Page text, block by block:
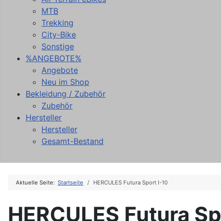
MTB
Trekking
City-Bike
Sonstige
%ANGEBOTE%
Angebote
Neu im Shop
Bekleidung / Zubehör
Zubehör
Hersteller
Hersteller
Gesamt-Bestand
Aktuelle Seite: Startseite HERCULES Futura Sport I-10
HERCULES Futura